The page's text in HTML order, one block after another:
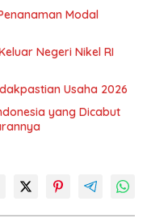
Modal
Negeri Nikel RI
Usaha 2026
yang Dicabut